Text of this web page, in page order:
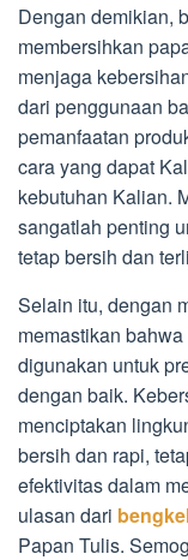
Dengan demikian,
membersihkan
menjaga
dari penggunaan
pemanfaatan
cara yang dapat
kebutuhan Kalian.
sangatlah penting
tetap bersih dan
Selain itu, dengan
memastikan
digunakan untuk
dengan baik.
menciptakan
bersih dan rapi,
efektivitas dalam
ulasan dari
Papan Tulis.